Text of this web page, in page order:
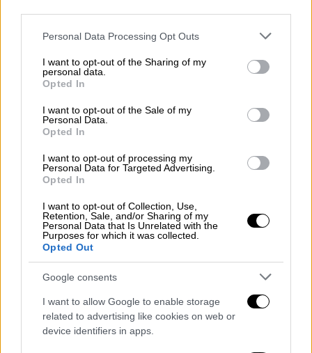
Please note that this website/app uses one or more Google
not limited to your visit or usage behaviour. You may click to
grant or deny consent to Google and its third-party tags to
use your data for below specified purposes in below Google
consent section.
Personal Data Processing Opt Outs
I want to opt-out of the Sharing of my
personal data.
Opted In
I want to opt-out of the Sale of my
Personal Data.
Opted In
I want to opt-out of processing my
Personal Data for Targeted Advertising.
Opted In
I want to opt-out of Collection, Use,
Retention, Sale, and/or Sharing of my
Personal Data that Is Unrelated with the
Purposes for which it was collected.
Opted Out
Google consents
I want to allow Google to enable storage
related to advertising like cookies on web or
device identifiers in apps.
Εκτέλεση
Ζεματίστε τη συκωταριά για 3-4 λεπτά,
στραγγίστε τη και ψιλοκόψτε τη.
Μουσκέψτε την μπόλια σε αρκετό
χλιαρό νερό για να μαλακώσει.
Σοτάρετε σε λίγο ελαιόλαδο τα φρέσκα
κρεμμυδάκια. Προσθέστε τα κομμάτια
της συκωταριάς, σοτάρετε για αρκετά
λεπτά και μετά ρίξτε το ρύζι, τον πολτό
σκόρδου, τον άνηθο και τον δυόσμο και
ελαιόλαδο
αλάτι, πιπέρι
φρέσκος δυόσμος για το
σερβίρισμα